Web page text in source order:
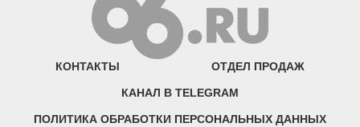
КОНТАКТЫ ОТДЕЛ ПРОДАЖ
КАНАЛ В TELEGRAM
ПОЛИТИКА ОБРАБОТКИ ПЕРСОНАЛЬНЫХ ДАННЫХ